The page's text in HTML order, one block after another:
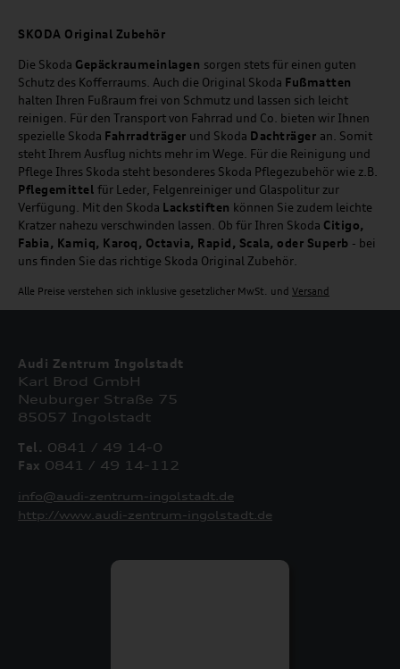
SKODA Original Zubehör
Die Skoda Gepäckraumeinlagen sorgen stets für einen guten
Schutz des Kofferraums. Auch die Original Skoda Fußmatten
halten Ihren Fußraum frei von Schmutz und lassen sich leicht
reinigen. Für den Transport von Fahrrad und Co. bieten wir Ihnen
spezielle Skoda Fahrradträger und Skoda Dachträger an. Somit
steht Ihrem Ausflug nichts mehr im Wege. Für die Reinigung und
Pflege Ihres Skoda steht besonderes Skoda Pflegezubehör wie z.B.
Pflegemittel für Leder, Felgenreiniger und Glaspolitur zur
Verfügung. Mit den Skoda Lackstiften können Sie zudem leichte
Kratzer nahezu verschwinden lassen. Ob für Ihren Skoda Citigo,
Fabia, Kamiq, Karoq, Octavia, Rapid, Scala, oder Superb - bei
uns finden Sie das richtige Skoda Original Zubehör.
Alle Preise verstehen sich inklusive gesetzlicher MwSt. und Versand
Audi Zentrum Ingolstadt
Karl Brod GmbH
Neuburger Straße 75
85057 Ingolstadt
Tel. 0841 / 49 14-0
Fax 0841 / 49 14-112
info@audi-zentrum-ingolstadt.de
http://www.audi-zentrum-ingolstadt.de